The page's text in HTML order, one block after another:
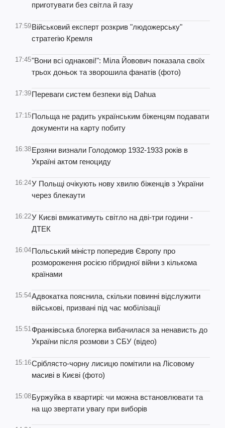
приготувати без світла й газу
17:59Військовий експерт розкрив "людожерську"
стратегію Кремля
17:45"Вони всі однакові!": Міла Йовович показала своїх
трьох доньок та зворошила фанатів (фото)
17:39Переваги систем безпеки від Dahua
17:15Польща не радить українським біженцям подавати
документи на карту побиту
16:38Ерзяни визнали Голодомор 1932-1933 років в
Україні актом геноциду
16:24У Польщі очікують нову хвилю біженців з України
через блекаути
16:22У Києві вмикатимуть світло на дві-три години -
ДТЕК
16:04Польський міністр попередив Європу про
розмороження росією гібридної війни з кількома
країнами
15:54Адвокатка пояснила, скільки повинні відслужити
військові, призвані під час мобілізації
15:51Франківська блогерка вибачилася за ненависть до
України після розмови з СБУ (відео)
15:16Сріблясто-чорну лисицю помітили на Лісовому
масиві в Києві (фото)
15:08Буржуйка в квартирі: чи можна встановлювати та
на що звертати увагу при виборів